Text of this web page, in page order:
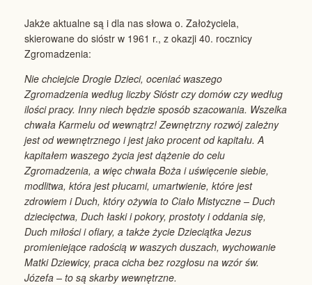
Jakże aktualne są i dla nas słowa o. Założyciela,
skierowane do sióstr w 1961 r., z okazji 40. rocznicy
Zgromadzenia:
Nie chciejcie Drogie Dzieci, oceniać waszego
Zgromadzenia według liczby Sióstr czy domów czy według
ilości pracy. Inny niech będzie sposób szacowania. Wszelka
chwała Karmelu od wewnątrz! Zewnętrzny rozwój zależny
jest od wewnętrznego i jest jako procent od kapitału. A
kapitałem waszego życia jest dążenie do celu
Zgromadzenia, a więc chwała Boża i uświęcenie siebie,
modlitwa, która jest płucami, umartwienie, które jest
zdrowiem i Duch, który ożywia to Ciało Mistyczne – Duch
dziecięctwa, Duch łaski i pokory, prostoty i oddania się,
Duch miłości i ofiary, a także życie Dzieciątka Jezus
promieniejące radością w waszych duszach, wychowanie
Matki Dziewicy, praca cicha bez rozgłosu na wzór św.
Józefa – to są skarby wewnętrzne.